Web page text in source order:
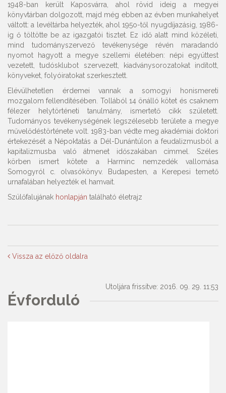
1948-ban került Kaposvárra, ahol rövid ideig a megyei
könyvtárban dolgozott, majd még ebben az évben munkahelyet
váltott: a levéltárba helyezték, ahol 195o-től nyugdíjazásig, 1986-
ig ő töltötte be az igazgatói tisztet. Ez idő alatt mind közéleti,
mind tudományszervező tevékenysége révén maradandó
nyomot hagyott a megye szellemi életében: népi együttest
vezetett, tudósklubot szervezett, kiadványsorozatokat indított,
könyveket, folyóiratokat szerkesztett.
Elévülhetetlen érdemei vannak a somogyi honismereti
mozgalom fellendítésében. Tollából 14 önálló kötet és csaknem
félezer helytörténeti tanulmány, ismertető cikk született.
Tudományos tevékenységének legszélesebb területe a megye
művelődéstörténete volt. 1983-ban védte meg akadémiai doktori
értekezését a Népoktatás a Dél-Dunántúlon a feudalizmusból a
kapitalizmusba való átmenet időszakában címmel. Széles
körben ismert kötete a Harminc nemzedék vallomása
Somogyról c. olvasókönyv. Budapesten, a Kerepesi temető
urnafalában helyezték el hamvait.
Szülőfalujának honlapján található életrajz
Vissza az előző oldalra
Utoljára frissítve: 2016. 09. 29. 11:53
Évforduló